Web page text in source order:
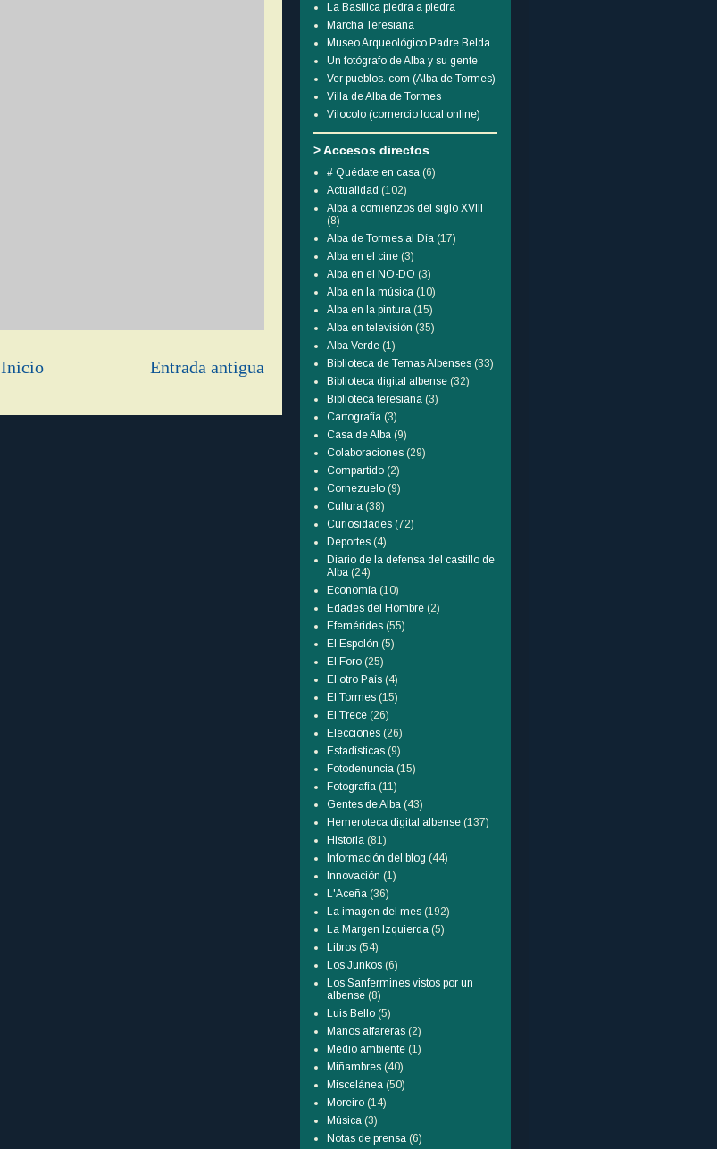
Entrada antigua
Inicio
La Basílica piedra a piedra
Marcha Teresiana
Museo Arqueológico Padre Belda
Un fotógrafo de Alba y su gente
Ver pueblos. com (Alba de Tormes)
Villa de Alba de Tormes
Vilocolo (comercio local online)
> Accesos directos
# Quédate en casa (6)
Actualidad (102)
Alba a comienzos del siglo XVIII
(8)
Alba de Tormes al Día (17)
Alba en el cine (3)
Alba en el NO-DO (3)
Alba en la música (10)
Alba en la pintura (15)
Alba en televisión (35)
Alba Verde (1)
Biblioteca de Temas Albenses (33)
Biblioteca digital albense (32)
Biblioteca teresiana (3)
Cartografía (3)
Casa de Alba (9)
Colaboraciones (29)
Compartido (2)
Cornezuelo (9)
Cultura (38)
Curiosidades (72)
Deportes (4)
Diario de la defensa del castillo de
Alba (24)
Economía (10)
Edades del Hombre (2)
Efemérides (55)
El Espolón (5)
El Foro (25)
El otro País (4)
El Tormes (15)
El Trece (26)
Elecciones (26)
Estadísticas (9)
Fotodenuncia (15)
Fotografía (11)
Gentes de Alba (43)
Hemeroteca digital albense (137)
Historia (81)
Información del blog (44)
Innovación (1)
L'Aceña (36)
La imagen del mes (192)
La Margen Izquierda (5)
Libros (54)
Los Junkos (6)
Los Sanfermines vistos por un
albense (8)
Luis Bello (5)
Manos alfareras (2)
Medio ambiente (1)
Miñambres (40)
Miscelánea (50)
Moreiro (14)
Música (3)
Notas de prensa (6)